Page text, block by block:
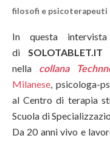
filosofi e psicoterapeuti
In questa intervista
di SOLOTABLET.IT
nella collana
Milanese, psicologa-
al Centro di terapia
Scuola di
Da 20 anni vivo e